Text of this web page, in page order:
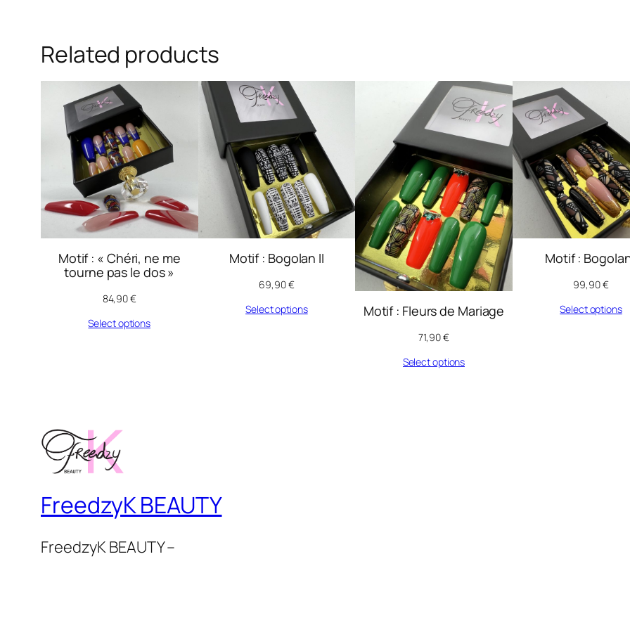
Related products
Motif : « Chéri, ne me
tourne pas le dos »
84,90€
Select options
Motif : Bogolan II
69,90€
Select options
Motif : Fleurs de Mariage
71,90€
Select options
Motif :
99,90€
Select options
FreedzyK BEAUTY
FreedzyK BEAUTY –